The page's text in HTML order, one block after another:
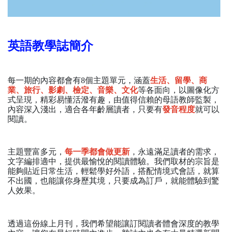
英語教學誌簡介
每一期的內容都會有8個主題單元，涵蓋生活、留學、商
業、旅行、影劇、檢定、音樂、文化等各面向，以圖像化方
式呈現，精彩易懂活潑有趣，由值得信賴的母語教師監製，
內容深入淺出，適合各年齡層讀者，只要有發音程度就可以
閱讀。
主題豐富多元， 每一季都會做更新 ，永遠滿足讀者的需求，
文字編排適中，提供最愉悅的閱讀體驗。我們取材的宗旨是
能夠貼近日常生活，輕鬆學好外語，搭配情境式會話，就算
不出國，也能讓你身歷其境，只要成為訂戶，就能體驗到驚
人效果。
透過這份線上月刊，我們希望能讓訂閱讀者體會深度的教學